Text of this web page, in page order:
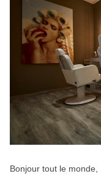
Bonjour tout le monde,